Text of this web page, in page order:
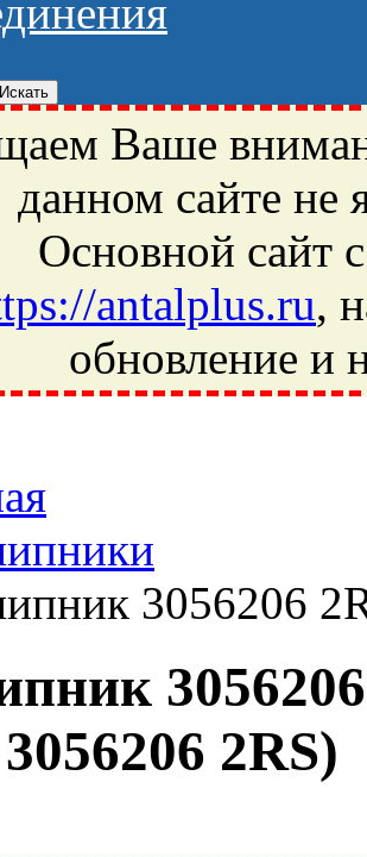
Ваше
данном сайте не
Основной сайт
antalplus.ru,
обновление и
пневматика, метизы, техника,
3056206
3056206 2RS)